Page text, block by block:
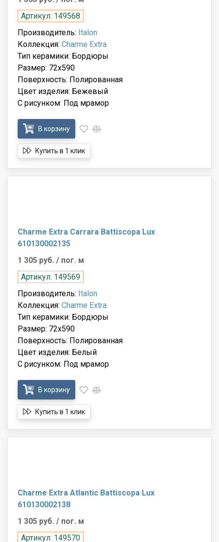
Артикул: 149568
Производитель: Italon
Коллекция: Charme Extra
Тип керамики: Бордюры
Размер: 72x590
Поверхность: Полированная
Цвет изделия: Бежевый
С рисунком: Под мрамор
В корзину
Купить в 1 клик
Charme Extra Carrara Battiscopa Lux
610130002135
1 305 руб. / пог. м
Артикул: 149569
Производитель: Italon
Коллекция: Charme Extra
Тип керамики: Бордюры
Размер: 72x590
Поверхность: Полированная
Цвет изделия: Белый
С рисунком: Под мрамор
В корзину
Купить в 1 клик
Charme Extra Atlantic Battiscopa Lux
610130002138
1 305 руб. / пог. м
Артикул: 149570